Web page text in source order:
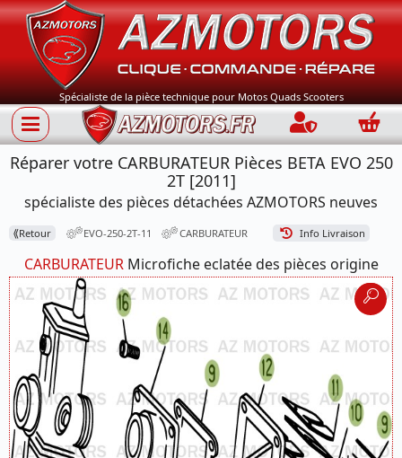
Spécialiste de la pièce technique pour Motos Quads Scooters
Connection
Réparer votre CARBURATEUR Pièces BETA EVO 250
2T [2011]
spécialiste des pièces détachées AZMOTORS neuves
⟪Retour EVO-250-2T-11 CARBURATEUR Info Livraison
CARBURATEURMicrofiche eclatée des pièces origine